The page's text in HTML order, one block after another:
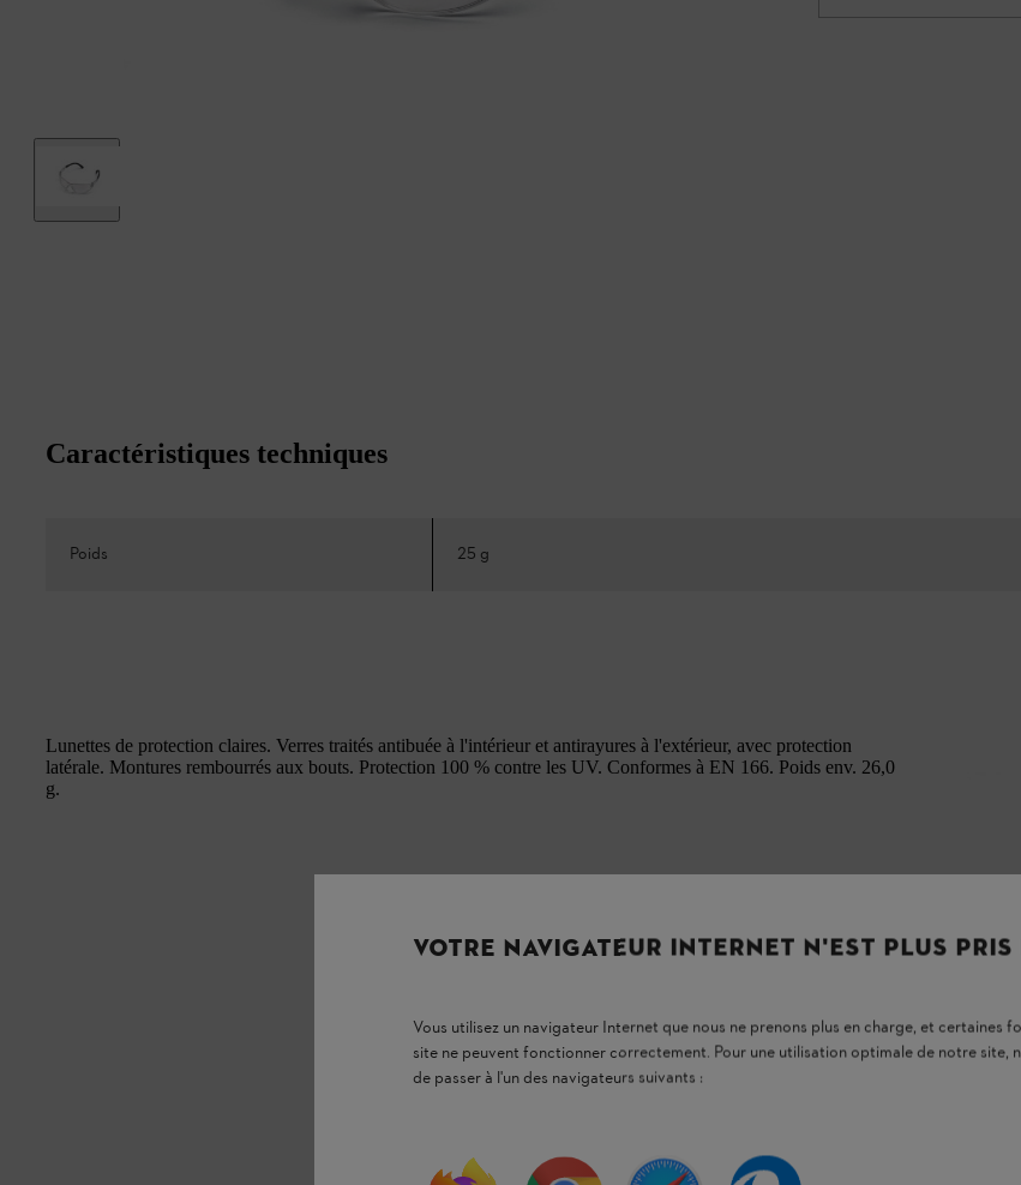
Caractéristiques techniques
Poids 25 g
Lunettes de protection claires. Verres traités antibuée à l'intérieur et antirayures à l'extérieur, avec protection
latérale. Montures rembourrés aux bouts. Protection 100 % contre les UV. Conformes à EN 166. Poids env. 26,0
g.
VOTRE NAVIGATEUR INTERNET N'EST PLUS
Vous utilisez un navigateur Internet que nous ne prenons plus en charge, et certaines
site ne peuvent fonctionner correctement. Pour une utilisation optimale de notre site,
de passer à l'un des navigateurs suivants :